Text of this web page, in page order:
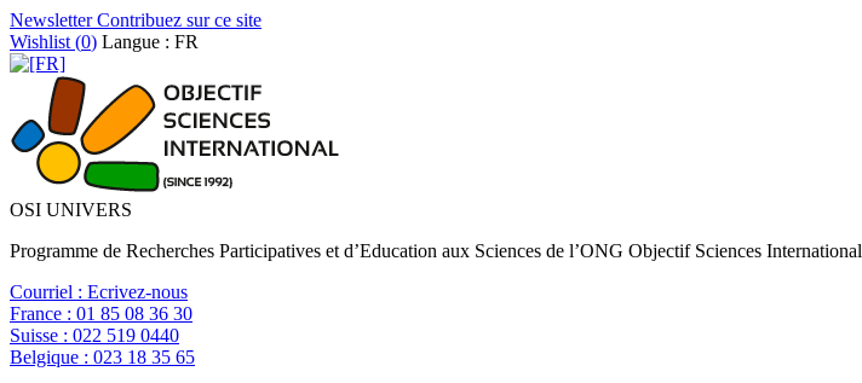
NewsletterContribuez sur ce site
Wishlist (0) Langue : FR
OSI UNIVERS
Programme de Recherches Participatives et d’Education aux Sciences de l’ONG Objectif Sciences International
Courriel : Ecrivez-nous
France : 01 85 08 36 30
Suisse : 022 519 0440
Belgique : 023 18 35 65